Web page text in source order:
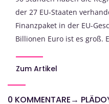
der 27 EU-Staaten
Finanzpaket in der EU-
Billionen Euro ist es groß.
Zum Artikel
0 KOMMENTARE→